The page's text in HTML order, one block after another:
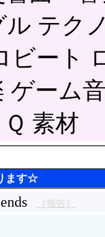
ル テク
ビート
ゲーム
素材
ます☆
［報告］